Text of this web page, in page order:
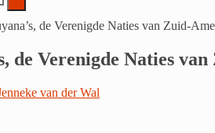
de Verenigde Naties
van der Wal